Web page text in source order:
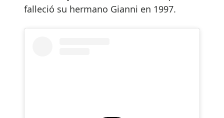
falleció su hermano Gianni en 1997.